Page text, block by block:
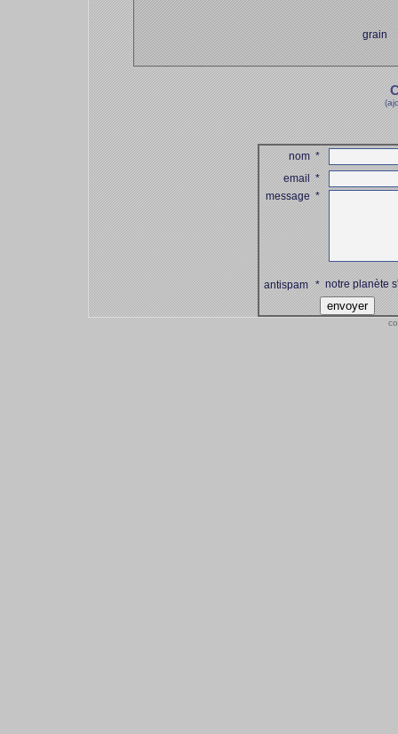
grain
nom*
email*
message*
antispam *notre planète